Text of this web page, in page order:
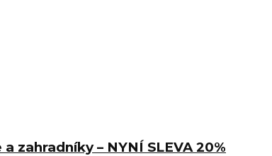
– NYNÍ SLEVA 20%